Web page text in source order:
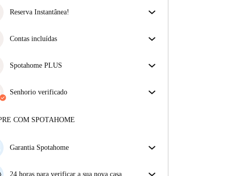
obténs exatamente o que vês no anúncio.
Reserva Instantânea!
imediatamente se cumprir as
Contas incluídas
incluídas. A renda e as contas estão todas incluídas
Spotahome PLUS
inquilinos ao fornecer acesso aos mais altos padrões
de segurança e suporte adicional durante o
Senhorio verificado
Mais sobre este senhorio
COM SPOTAHOME
Garantia Spotahome
antecedência, nós iremos A) pagar um hotel e ajudá-
24 horas para verificar a sua nova casa